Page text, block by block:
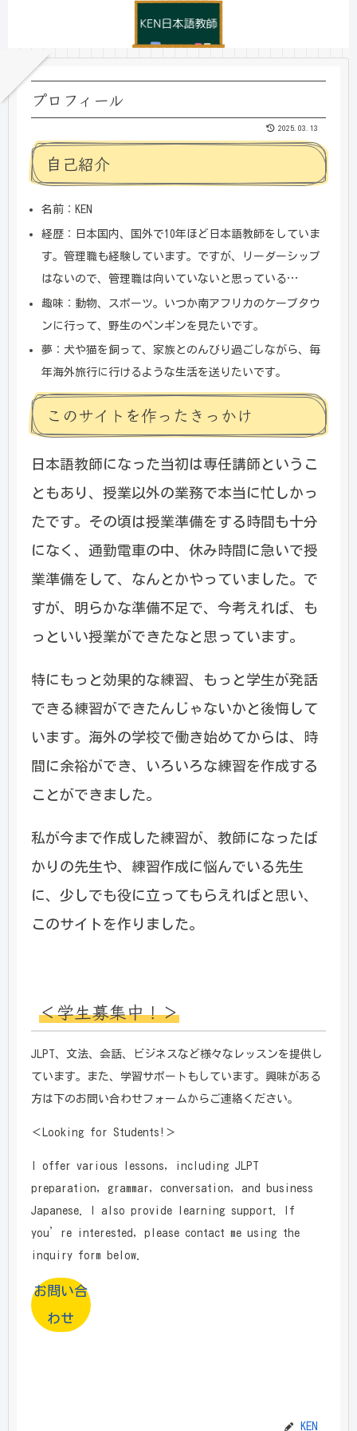
プロフィール
2025.03.13
自己紹介
名前：KEN
経歴：日本国内、国外で10年ほど日本語教師をしていま
す。管理職も経験しています。ですが、リーダーシップ
はないので、管理職は向いていないと思っている…
趣味：動物、スポーツ。いつか南アフリカのケープタウ
ンに行って、野生のペンギンを見たいです。
夢：犬や猫を飼って、家族とのんびり過ごしながら、毎
年海外旅行に行けるような生活を送りたいです。
このサイトを作ったきっかけ
日本語教師になった当初は専任講師というこ
ともあり、授業以外の業務で本当に忙しかっ
たです。その頃は授業準備をする時間も十分
になく、通勤電車の中、休み時間に急いで授
業準備をして、なんとかやっていました。で
すが、明らかな準備不足で、今考えれば、も
っといい授業ができたなと思っています。
特にもっと効果的な練習、もっと学生が発話
できる練習ができたんじゃないかと後悔して
います。海外の学校で働き始めてからは、時
間に余裕ができ、いろいろな練習を作成する
ことができました。
私が今まで作成した練習が、教師になったば
かりの先生や、練習作成に悩んでいる先生
に、少しでも役に立ってもらえればと思い、
このサイトを作りました。
＜学生募集中！＞
JLPT、文法、会話、ビジネスなど様々なレッスンを提供し
ています。また、学習サポートもしています。興味がある
方は下のお問い合わせフォームからご連絡ください。
＜Looking for Students!＞
I offer various lessons, including JLPT
preparation, grammar, conversation, and business
Japanese. I also provide learning support. If
you’re interested, please contact me using the
inquiry form below.
お問い合
わせ
KEN